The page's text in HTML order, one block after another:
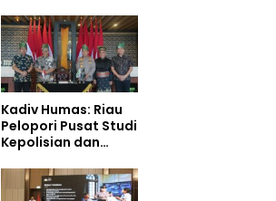
Tingkatkan
Kompetensi
Personel di Era
Digital
Kadiv Humas: Riau
Pelopori Pusat Studi
Kepolisian dan
Policing Masuki
Babak Baru